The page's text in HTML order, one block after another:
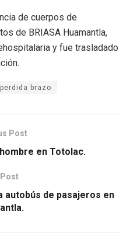
de cuerpos de
de BRIASA Huamantla,
y fue trasladado
perdida brazo
Post
en Totolac.
autobús de pasajeros en